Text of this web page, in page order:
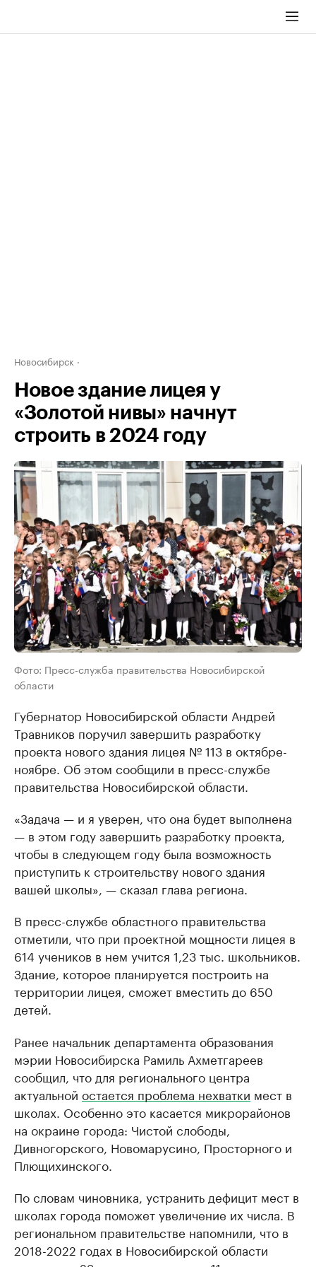
Новосибирск
Новое здание лицея у
«Золотой нивы» начнут
строить в 2024 году
Фото: Пресс-служба правительства Новосибирской
области
Губернатор Новосибирской области Андрей
Травников поручил завершить разработку
проекта нового здания лицея № 113 в октябре-
ноябре. Об этом сообщили в пресс-службе
правительства Новосибирской области.
«Задача — и я уверен, что она будет выполнена
— в этом году завершить разработку проекта,
чтобы в следующем году была возможность
приступить к строительству нового здания
вашей школы», — сказал глава региона.
В пресс-службе областного правительства
отметили, что при проектной мощности лицея в
614 учеников в нем учится 1,23 тыс. школьников.
Здание, которое планируется построить на
территории лицея, сможет вместить до 650
детей.
Ранее начальник департамента образования
мэрии Новосибирска Рамиль Ахметгареев
сообщил, что для регионального центра
актуальной остается проблема нехватки мест в
школах. Особенно это касается микрорайонов
на окраине города: Чистой слободы,
Дивногорского, Новомарусино, Просторного и
Плющихинского.
По словам чиновника, устранить дефицит мест в
школах города поможет увеличение их числа. В
региональном правительстве напомнили, что в
2018-2022 годах в Новосибирской области